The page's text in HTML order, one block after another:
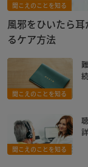
聞こえのことを知る
風邪をひいたら
るケア方法
聞こえのことを知る
聞こえのことを知る